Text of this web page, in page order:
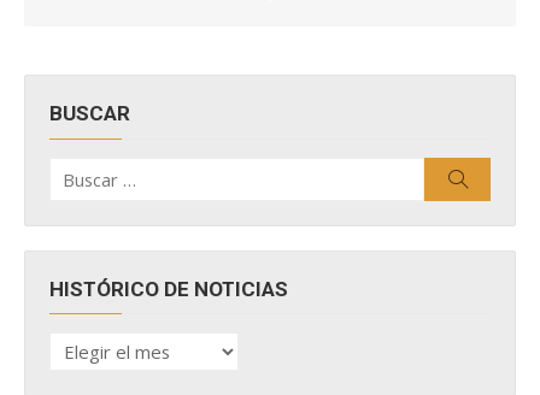
BUSCAR
por:
HISTÓRICO DE NOTICIAS
HISTÓRICO
DE